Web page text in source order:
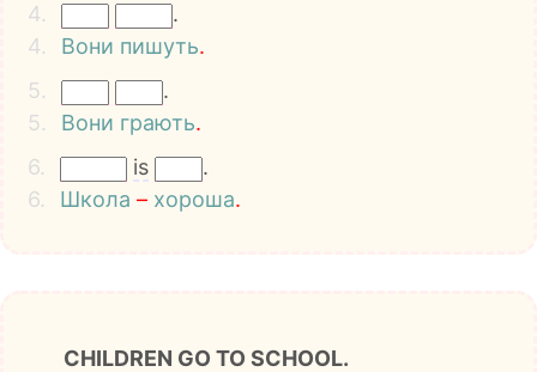
4.
.
4.
Вони пишуть.
5.
.
5.
Вони грають.
6.
is
.
6.
Школа – хороша.
CHILDREN GO TO SCHOOL.